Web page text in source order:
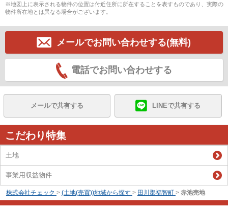
※地図上に表示される物件の位置は付近住所に所在することを表すものであり、実際の
物件所在地とは異なる場合がございます。
メールでお問い合わせする(無料)
電話でお問い合わせする
メールで共有する LINEで共有する
こだわり特集
土地
事業用収益物件
株式会社チェック > (土地(売買))地域から探す > 田川郡福智町 > 赤池売地